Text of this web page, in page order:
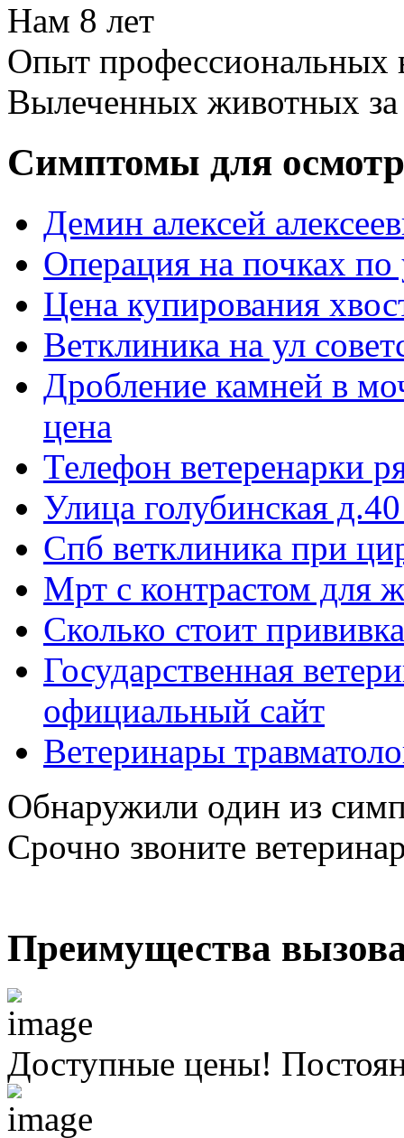
Нам 8 лет
Опыт профессиональных
Вылеченных животных
Симптомы для
Демин алексей
Операция на почках
Цена купирования
Ветклиника на ул
Дробление камней в
цена
Телефон ветеренарки
Улица голубинская
Спб ветклиника при
Мрт с контрастом для
Сколько стоит
Государственная
официальный сайт
Ветеринары
Обнаружили один из
Срочно звоните
Преимущества
Доступные цены!